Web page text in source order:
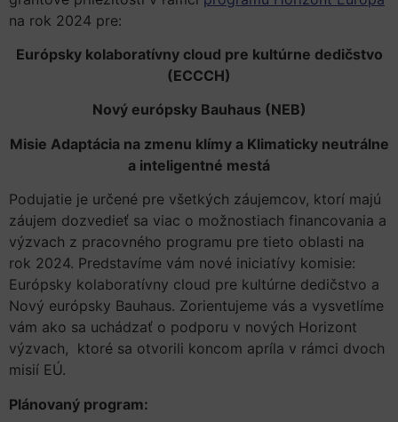
na rok 2024 pre:
Európsky kolaboratívny cloud pre kultúrne dedičstvo
(ECCCH)
Nový európsky Bauhaus (NEB)
Misie Adaptácia na zmenu klímy a Klimaticky neutrálne
a inteligentné mestá
Podujatie je určené pre všetkých záujemcov, ktorí majú
záujem dozvedieť sa viac o možnostiach financovania a
výzvach z pracovného programu pre tieto oblasti na
rok 2024. Predstavíme vám nové iniciatívy komisie:
Európsky kolaboratívny cloud pre kultúrne dedičstvo a
Nový európsky Bauhaus. Zorientujeme vás a vysvetlíme
vám ako sa uchádzať o podporu v nových Horizont
výzvach, ktoré sa otvorili koncom apríla v rámci dvoch
misií EÚ.
Plánovaný program: